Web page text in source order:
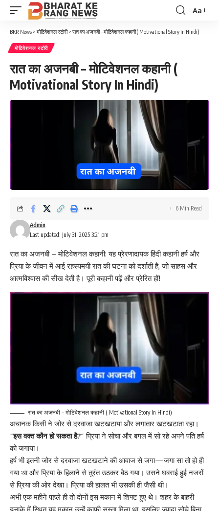
Font
Resizer
Aa
BKR News > मोटिवेशनल स्टोरी> रात का अजनबी – मोटिवेशनल कहानी ( Motivational Story In Hindi)
मोटिवेशनल स्टोरी
रात का अजनबी – मोटिवेशनल कहानी (
Motivational Story In Hindi)
Last updated: July 31, 2025 3:21 pm
Admin
6 Min Read
रात का अजनबी – मोटिवेशनल कहानी: यह प्रेरणादायक हिंदी कहानी हर्ष और
प्रिया के जीवन में आई रहस्यमयी रात की घटना को दर्शाती है, जो साहस और
आत्मविश्वास की सीख देती है। पूरी कहानी पढ़ें और प्रेरित हों!
रात का अजनबी – मोटिवेशनल कहानी ( Motivational Story In Hindi)
अचानक किसी ने जोर से दरवाजा खटखटाया और लगातार खटखटाता रहा।
“इस वक्त कौन हो सकता है?” प्रिया ने सोचा और बगल में सो रहे अपने पति हर्ष
को जगाया।
हर्ष भी इतनी जोर से दरवाजा खटखटाने की आवाज से जगा—जगा सा तो हो ही
गया था और प्रिया के हिलाने से तुरंत उठकर बैठ गया। उसने घबराई हुई नजरों
से प्रिया की ओर देखा। प्रिया की हालत भी उसकी ही जैसी थी।
अभी एक महीने पहले ही तो दोनों इस मकान में शिफ्ट हुए थे। शहर के बाहरी